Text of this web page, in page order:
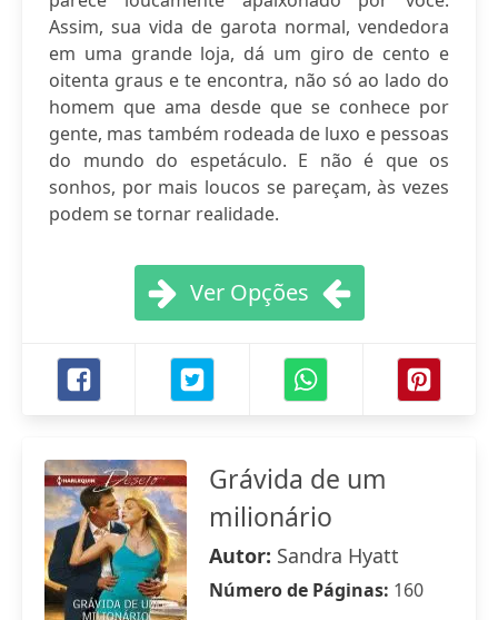
Assim, sua vida de garota normal, vendedora
em uma grande loja, dá um giro de cento e
oitenta graus e te encontra, não só ao lado do
homem que ama desde que se conhece por
gente, mas também rodeada de luxo e pessoas
do mundo do espetáculo. E não é que os
sonhos, por mais loucos se pareçam, às vezes
podem se tornar realidade.
Ver Opções
Grávida de um
milionário
Autor: Sandra Hyatt
Número de Páginas: 160